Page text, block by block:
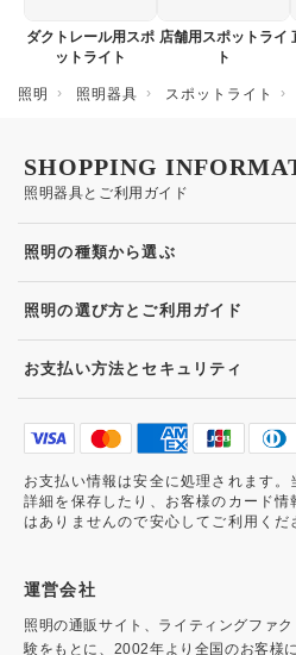
ダクトレール用スポ
ットライト
店舗用スポットライ
ト
照明 照明器具 スポットライト
照明器具とご利用ガイド
SHOPPING
照明の種類から選ぶ
照明の選び方とご利用ガイド
お支払い方法とセキュリティ
お支払い情報は安全に処理されます
詳細を保存したり、お客様のカード情
はありませんので安心してご利用くだ
運営会社
照明の通販サイト、ライティングファ
験をもとに、2002年より全国のお客様